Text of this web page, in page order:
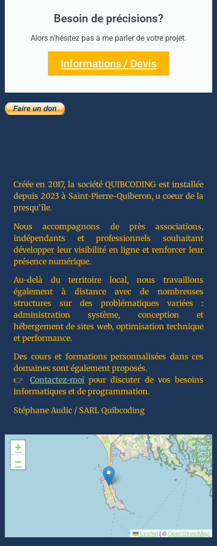
Besoin de précisions?
Alors n'hésitez pas à me parler de votre projet.
Informations / Devis
Créée en 2017, la société QUIBCODING est installée
depuis 2023 à Saint-Pierre-Quiberon, u coeur de la
presqu’île.
Nous accompagnons de près associations,
indépendants et professionnels souhaitant
développer leur visibilité en ligne et renforcer leur
présence numérique.
Au-delà du territoire local, nous travaillons
également à distance avec de nombreuses
structures sur des problématiques variées :
administration système, conception et
hébergement de sites web, optimisation technique
et performance.
Des cours et formations personnalisées dans ces
domaines sont également proposés.
👉 Contactez-moi pour discuter de vos besoins
informatiques et de programmation.
Stéphane Audic / SARL Quibcoding
+
−
Leaflet | ©OpenStreetMap